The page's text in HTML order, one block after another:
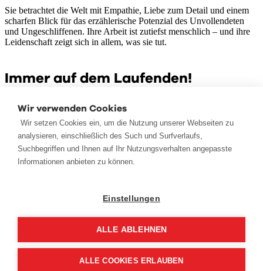
Sie betrachtet die Welt mit Empathie, Liebe zum Detail und einem
scharfen Blick für das erzählerische Potenzial des Unvollendeten
und Ungeschliffenen. Ihre Arbeit ist zutiefst menschlich – und ihre
Leidenschaft zeigt sich in allem, was sie tut.
Immer auf dem Laufenden!
Ihr möchtet vorab über das Programm und die weiteren Inhalte der
SCHAU!, die FOTOTAGE oder LEINEN LOS informiert werden?
Als AbonnentIn des Foto Meyer Newsletters erfahrt ihr alles zuerst.
Wenn ihr unseren Newsletter noch nicht abonniert habt, könnt ihr
hier eure E-Mail-Adresse eintragen.
ZUR ANMELDUNG
Cookie Einstellungen
Nach oben scrollen
Wir verwenden Cookies
Wir setzen Cookies ein, um die Nutzung unserer Webseiten zu
analysieren, einschließlich des Such und Surfverlaufs,
Suchbegriffen und Ihnen auf Ihr Nutzungsverhalten angepasste
Informationen anbieten zu können.
Einstellungen
ALLE ABLEHNEN
ALLE COOKIES ERLAUBEN